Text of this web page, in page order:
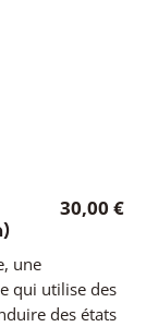
30,00 €
une
qui utilise des
des états